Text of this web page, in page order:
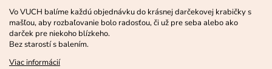
Vo VUCH balíme každú objednávku do krásnej darčekovej krabičky s
mašľou, aby rozbaľovanie bolo radosťou, či už pre seba alebo ako
darček pre niekoho blízkeho.
Bez starostí s balením.
Viac informácií